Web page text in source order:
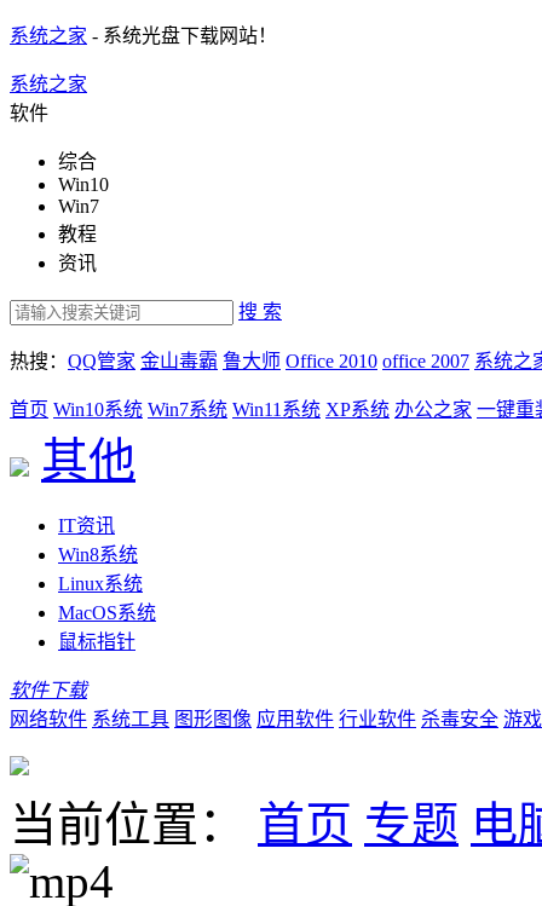
系统之家 - 系统光盘下载网站！
系统之家
软件
综合
Win10
Win7
教程
资讯
搜 索
热搜： QQ管家 金山毒霸 鲁大师 Office 2010 office 2007 系统之
首页 Win10系统 Win7系统 Win11系统 XP系统 办公之家 一键重
其他
IT资讯
Win8系统
Linux系统
MacOS系统
鼠标指针
软件下载
网络软件 系统工具 图形图像 应用软件 行业软件 杀毒安全 游
当前位置： 首页 专题 电